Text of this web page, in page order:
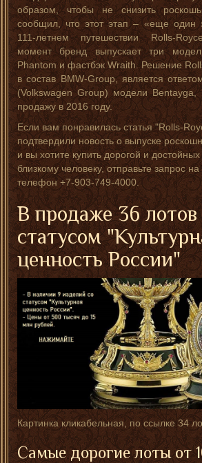
образом, чтобы не снизить
сообщил, что этот этап – «еще один
111-летнем путешествии Rolls-
момент бренд выпускает три
Phantom и фастбэк Wraith. Решение
в состав BMW-Group, является
(Volkswagen Group) модели Bentayga,
продажу в 2016 году.
Если вам понравилась статья "Rolls-
подтвердили новость о выпуске
и вы хотите купить дорогой и
близкому человеку, отправьте запрос на
телефон +7-903-749-4000.
В продаже 36 лотов
статусом
ценность России"
Картинка кликабельная, по ссылке 34
Самые дорогие лоты от